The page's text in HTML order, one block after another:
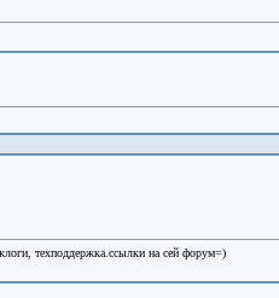
техподдержка.ссылки на сей форум=)